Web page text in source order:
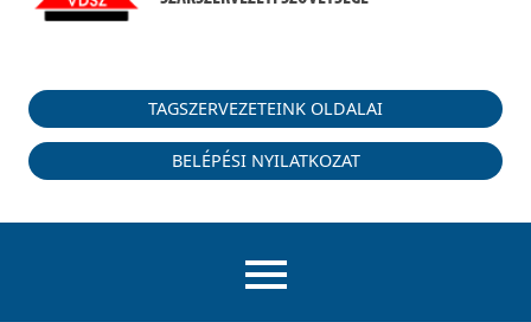
TAGSZERVEZETEINK OLDALAI
BELÉPÉSI NYILATKOZAT